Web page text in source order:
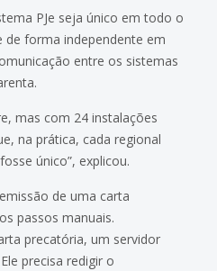
PJe seja único em todo o
de forma independente em
entre os sistemas
mas com 24 instalações
na prática, cada regional
único”, explicou.
de uma carta
passos manuais.
precatória, um servidor
precisa redigir o